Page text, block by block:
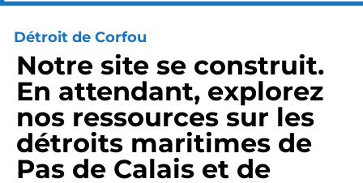
Détroit de Corfou
Notre site se construit.
En attendant, explorez
nos ressources sur les
détroits maritimes de
Pas de Calais et de